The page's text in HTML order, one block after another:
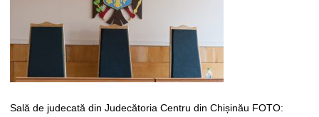
Sală de judecată din Judecătoria Centru din Chișinău FOTO: